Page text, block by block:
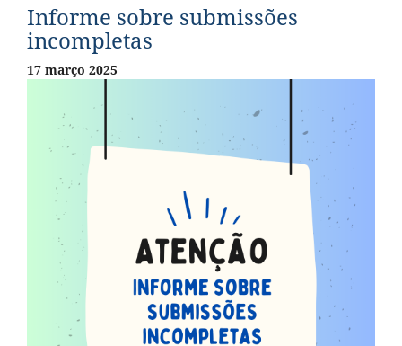
Informe sobre submissões
incompletas
17 março 2025